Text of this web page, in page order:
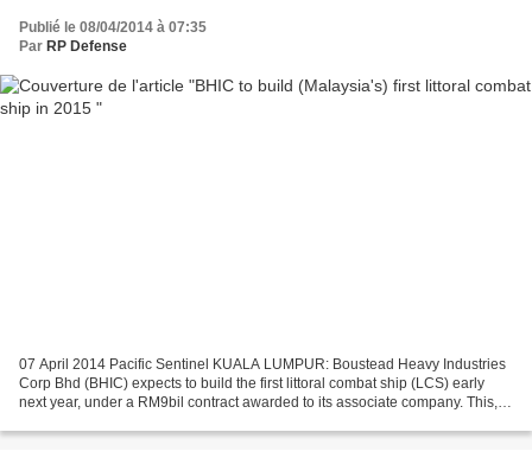
Publié le 08/04/2014 à 07:35
Par RP Defense
07 April 2014 Pacific Sentinel KUALA LUMPUR: Boustead Heavy Industries
Corp Bhd (BHIC) expects to build the first littoral combat ship (LCS) early
next year, under a RM9bil contract awarded to its associate company. This,